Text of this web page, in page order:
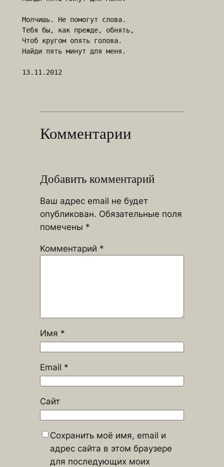
Молчишь. Не помогут слова.
Тебя бы, как прежде, обнять,
Чтоб кругом опять голова.
Найди пять минут для меня.
Комментарии
Добавить комментарий
Ваш адрес email не будет
опубликован. Обязательные поля
помечены *
Комментарий *
Имя *
Email *
Сайт
Сохранить моё имя, email и
адрес сайта в этом браузере
для последующих моих